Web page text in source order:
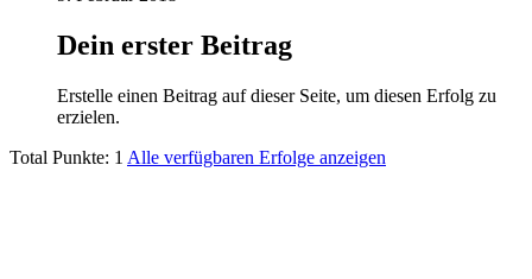
Dein erster Beitrag
Erstelle einen Beitrag auf dieser Seite, um diesen Erfolg zu
erzielen.
Total Punkte: 1 Alle verfügbaren Erfolge anzeigen